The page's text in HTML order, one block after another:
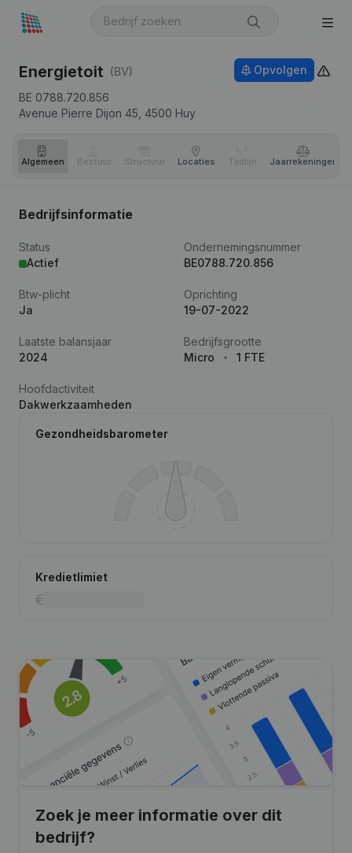
Energietoit (BV)
BE 0788.720.856
Avenue Pierre Dijon 45, 4500 Huy
Opvolgen
Algemeen Bestuur Structuur Locaties Tijdlijn Jaar­rekeningen
Bedrijfsinformatie
Status
Actief
Ondernemingsnummer
BE0788.720.856
Btw-plicht
Ja
Oprichting
19-07-2022
Laatste balansjaar
2024
Bedrijfsgrootte
Micro
1 FTE
Hoofdactiviteit
Dakwerkzaamheden
Gezondheidsbarometer
Kredietlimiet
Zoek je meer informatie over dit
bedrijf?